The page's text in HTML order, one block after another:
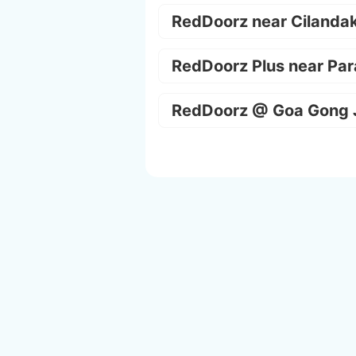
RedDoorz near
RedDoorz Plus near
RedDoorz @ Goa